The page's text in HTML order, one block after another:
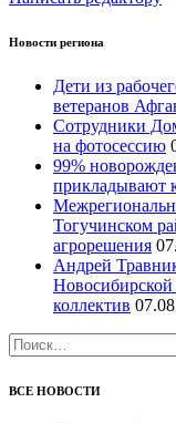
Новости региона
Дети из
ветеранов
Сотрудники
на фотосессию
99%
прикладывают
Тогучинском
агрорешения
Андрей
коллектив
Найти:
ВСЕ НОВОСТИ